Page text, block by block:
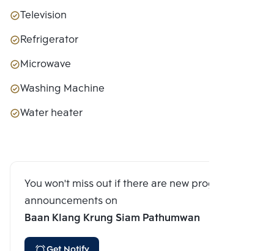
Television
Refrigerator
Microwave
Washing Machine
Water heater
You won't miss out if there are new program
announcements on
Baan Klang Krung Siam Pathumwan